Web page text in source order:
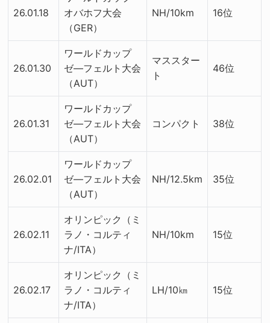
26.01.18
オバホフ大会
（GER）
NH/10km 16位
26.01.30
ワールドカップ
ゼ―フェルト大会
（AUT）
マススター
ト
46位
26.01.31
ワールドカップ
ゼ―フェルト大会
（AUT）
コンパクト 38位
26.02.01
ワールドカップ
ゼ―フェルト大会
（AUT）
NH/12.5km 35位
26.02.11
オリンピック（ミ
ラノ・コルティ
ナ/ITA）
NH/10km 15位
26.02.17
オリンピック（ミ
ラノ・コルティ
ナ/ITA）
LH/10㎞ 15位